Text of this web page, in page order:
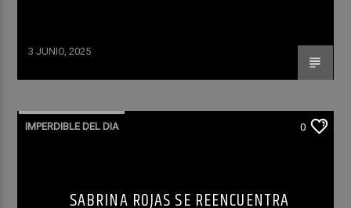
3 JUNIO, 2025
IMPERDIBLE DEL DIA 0
SABRINA ROJAS SE REENCUENTRA